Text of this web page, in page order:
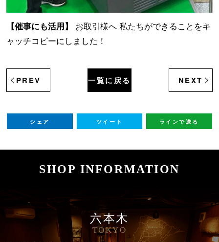
【催事にも活用】
お取引様へ 私たちができることをキ
ャッチコピーにしました！
PREV NEXT
一覧に戻る
シェア ツイート ラインで送る
SHOP INFORMATION
六本木
TOKYO